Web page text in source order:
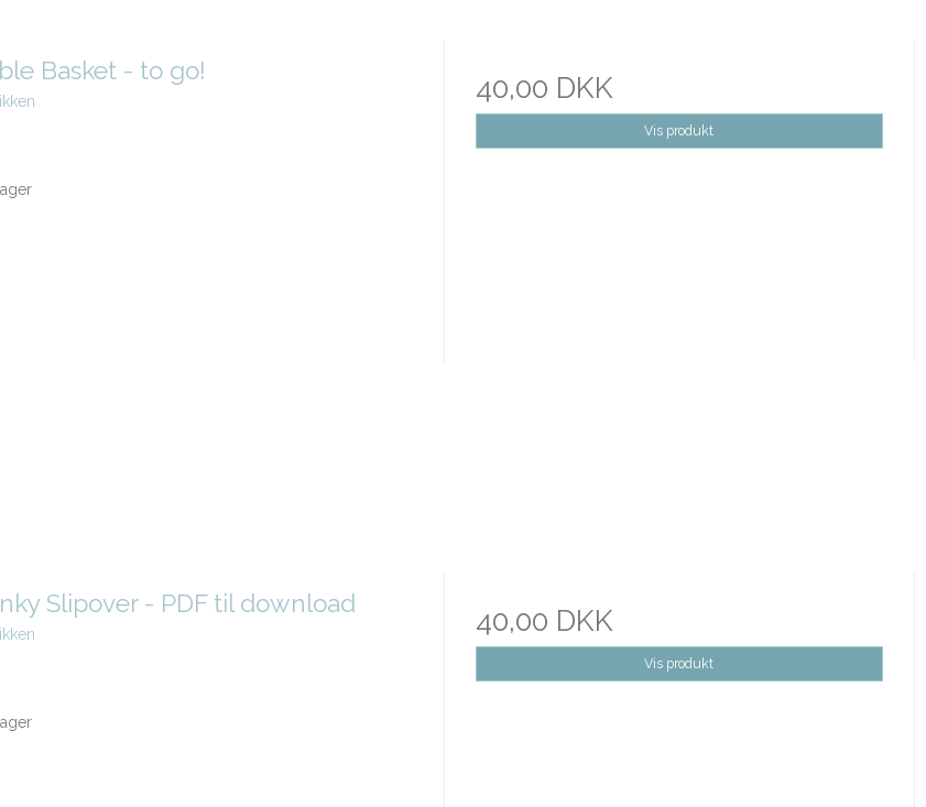
Basket - to go! 40,00 DKK
Vis produkt
Slipover - PDF til download 40,00 DKK
Vis produkt